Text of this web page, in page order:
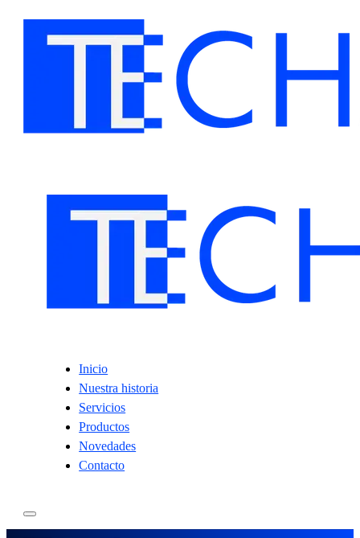
Inicio
Nuestra historia
Servicios
Productos
Novedades
Contacto